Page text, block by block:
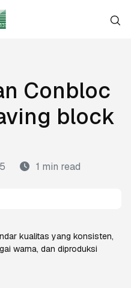
Conbloc
block
1 min read
kualitas yang konsisten,
warna, dan diproduksi